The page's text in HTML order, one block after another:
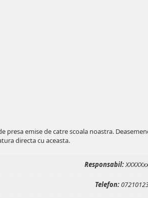
presa emise de catre scoala noastra.
directa cu aceasta.
Responsabil:
Telefon: